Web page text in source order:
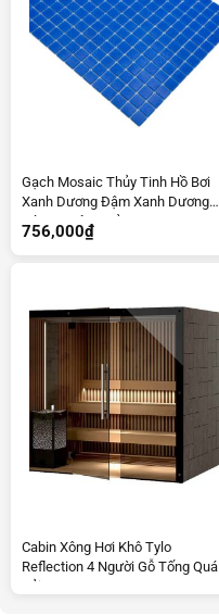
Gạch Mosaic Thủy Tinh Hồ Bơi
Xanh Dương Đậm Xanh Dương
Bóng – Bộ 10 Vỉ
756,000₫
Cabin Xông Hơi Khô Tylo
Reflection 4 Người Gỗ Tống Quá
Sủi